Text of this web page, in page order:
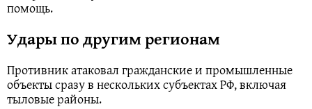
помощь.
Удары по другим регионам
Противник атаковал гражданские и промышленные
объекты сразу в нескольких субъектах РФ, включая
тыловые районы.